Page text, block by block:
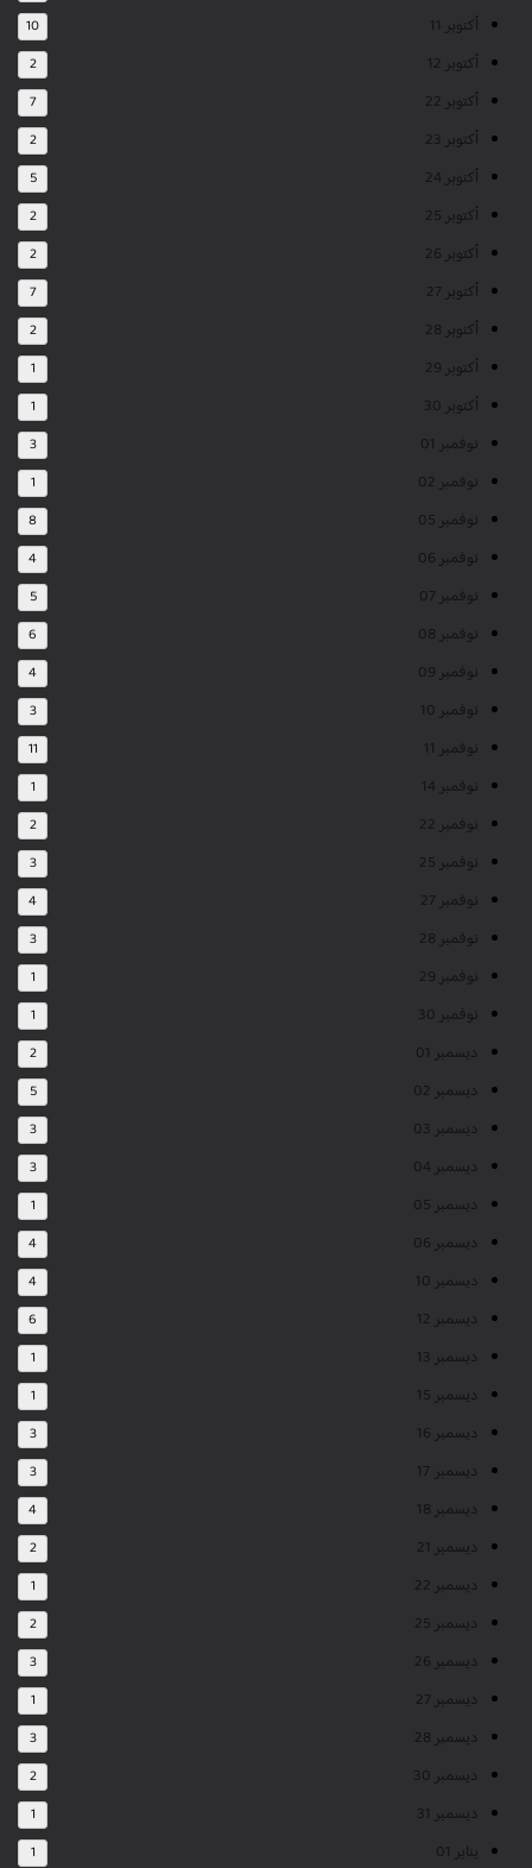
أكتوبر 11 10
أكتوبر 12 2
أكتوبر 22 7
أكتوبر 23 2
أكتوبر 24 5
أكتوبر 25 2
أكتوبر 26 2
أكتوبر 27 7
أكتوبر 28 2
أكتوبر 29 1
أكتوبر 30 1
نوفمبر 01 3
نوفمبر 02 1
نوفمبر 05 8
نوفمبر 06 4
نوفمبر 07 5
نوفمبر 08 6
نوفمبر 09 4
نوفمبر 10 3
نوفمبر 11 11
نوفمبر 14 1
نوفمبر 22 2
نوفمبر 25 3
نوفمبر 27 4
نوفمبر 28 3
نوفمبر 29 1
نوفمبر 30 1
ديسمبر 01 2
ديسمبر 02 5
ديسمبر 03 3
ديسمبر 04 3
ديسمبر 05 1
ديسمبر 06 4
ديسمبر 10 4
ديسمبر 12 6
ديسمبر 13 1
ديسمبر 15 1
ديسمبر 16 3
ديسمبر 17 3
ديسمبر 18 4
ديسمبر 21 2
ديسمبر 22 1
ديسمبر 25 2
ديسمبر 26 3
ديسمبر 27 1
ديسمبر 28 3
ديسمبر 30 2
ديسمبر 31 1
يناير 01 1